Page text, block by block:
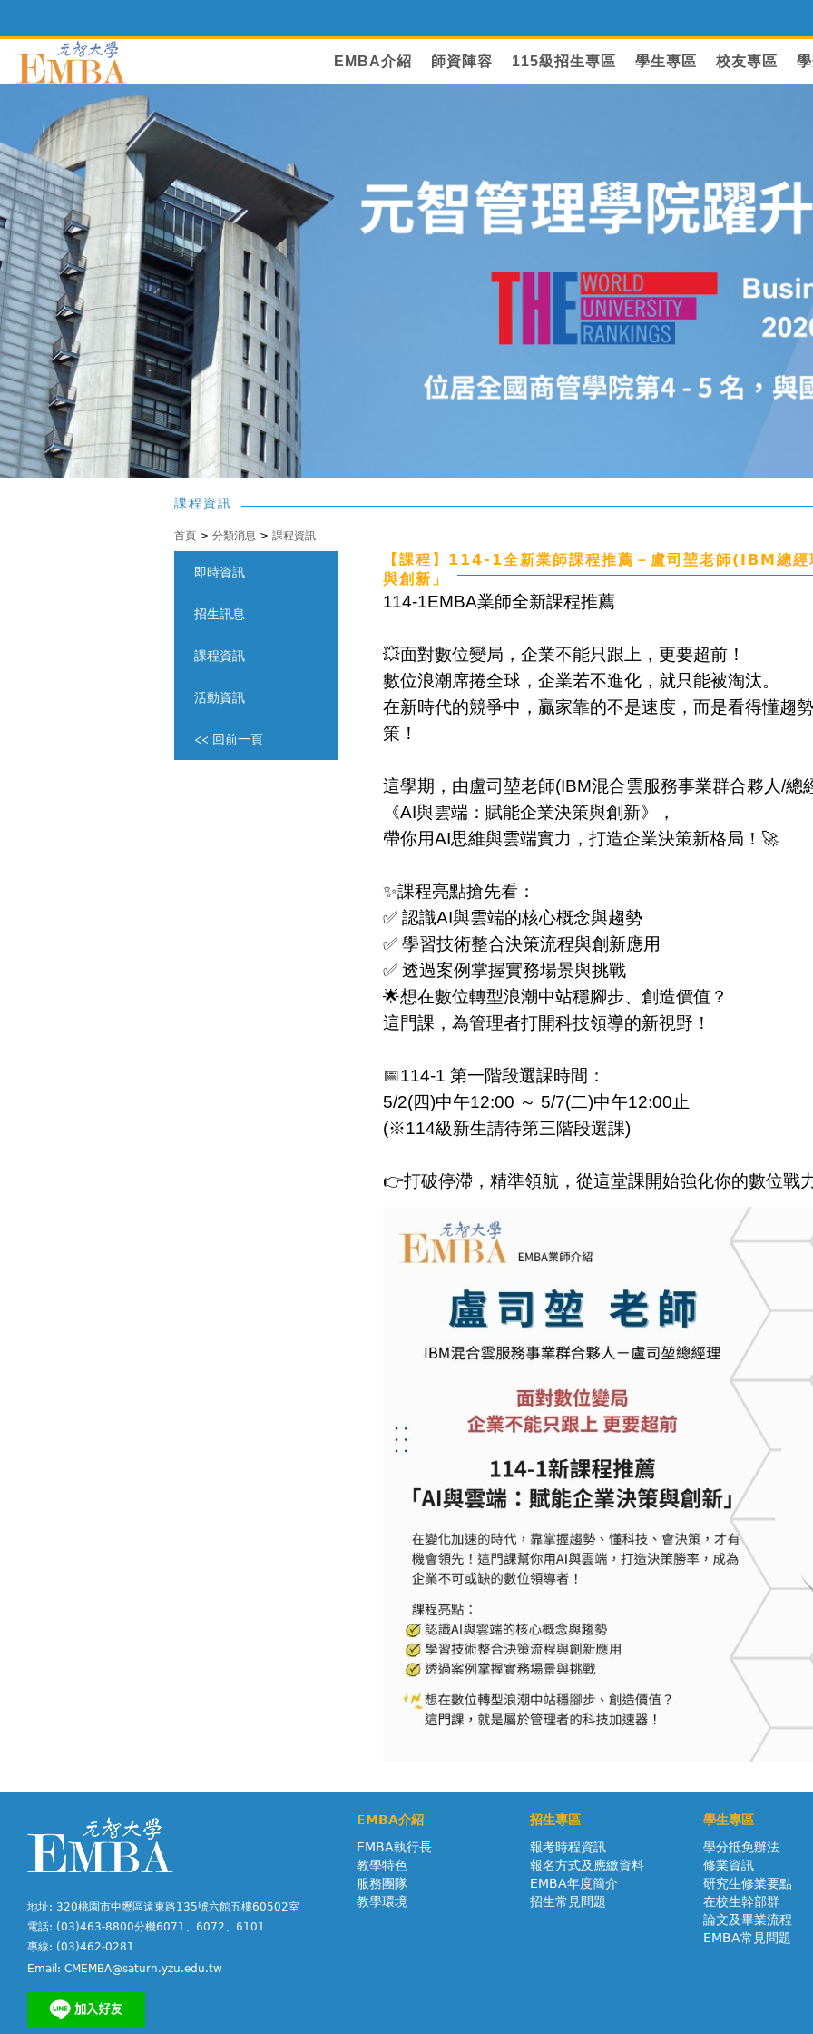
EMBA介紹 師資陣容 115級招生專區 學生專區 校友專區
課程資訊
首頁 > 分類消息 > 課程資訊
即時資訊
招生訊息
課程資訊
活動資訊
<< 回前一頁
【課程】114-1全新業師課程推薦－盧司堃老師(IBM總
與創新」
114-1EMBA業師全新課程推薦
💥面對數位變局，企業不能只跟上，更要超前！
數位浪潮席捲全球，企業若不進化，就只能被淘汰。
在新時代的競爭中，贏家靠的不是速度，而是看得懂趨
策！
這學期，由盧司堃老師(IBM混合雲服務事業群合夥人/總
《AI與雲端：賦能企業決策與創新》，
帶你用AI思維與雲端實力，打造企業決策新格局！🚀
✨課程亮點搶先看：
✅ 認識AI與雲端的核心概念與趨勢
✅ 學習技術整合決策流程與創新應用
✅ 透過案例掌握實務場景與挑戰
🌟想在數位轉型浪潮中站穩腳步、創造價值？
這門課，為管理者打開科技領導的新視野！
📅114-1 第一階段選課時間：
5/2(四)中午12:00 ～ 5/7(二)中午12:00止
(※114級新生請待第三階段選課)
👉打破停滯，精準領航，從這堂課開始強化你的數位戰
地址: 320桃園市中壢區遠東路135號六館五樓60502室
電話: (03)463-8800分機6071、6072、6101
專線: (03)462-0281
Email: CMEMBA@saturn.yzu.edu.tw
EMBA介紹
EMBA執行長
教學特色
服務團隊
教學環境
招生專區
報考時程資訊
報名方式及應繳資料
EMBA年度簡介
招生常見問題
學生專區
學分抵免辦法
修業資訊
研究生修業要點
在校生幹部群
論文及畢業流程
EMBA常見問題